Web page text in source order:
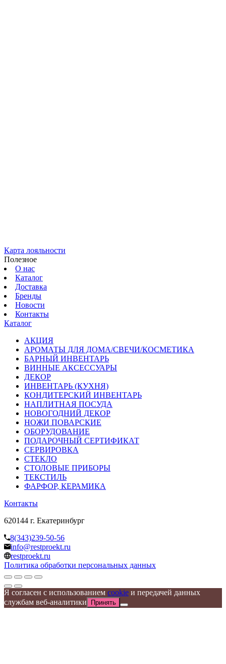
Карта лояльности
Полезное
О нас
Каталог
Доставка
Бренды
Новости
Контакты
Каталог
АКЦИЯ
АРОМАТЫ ДЛЯ ДОМА/СВЕЧИ/КОСМЕТИКА
БАРНЫЙ ИНВЕНТАРЬ
ВИННЫЕ АКСЕССУАРЫ
ДЕКОР
ИНВЕНТАРЬ (КУХНЯ)
КОНДИТЕРСКИЙ ИНВЕНТАРЬ
НАПЛИТНАЯ ПОСУДА
НОВОГОДНИЙ ДЕКОР
НОЖИ ПОВАРСКИЕ
ОБОРУДОВАНИЕ
ПОДАРОЧНЫЙ СЕРТИФИКАТ
СЕРВИРОВКА
СТЕКЛО
СТОЛОВЫЕ ПРИБОРЫ
ТЕКСТИЛЬ
ФАРФОР, КЕРАМИКА
Контакты
620144 г. Екатеринбург
8(343)239-50-56
info@restproekt.ru
restproekt.ru
Политика обработки персональных данных
Я согласен с использованием cookie и передачей данных
службам веб-аналитики
Принять